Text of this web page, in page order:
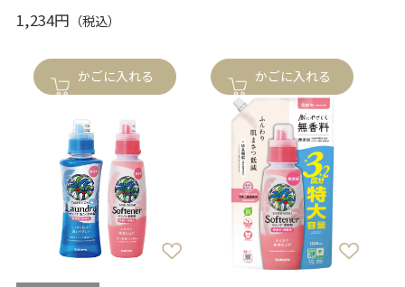
1,234円
かごに入れる かごに入れる